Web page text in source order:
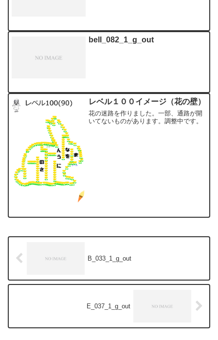
bell_082_1_g_out
レベル１００イメージ（花の壁）
花の迷路を作りました。一部、通路が開
いてないものがあります。調整中です。
B_033_1_g_out
E_037_1_g_out